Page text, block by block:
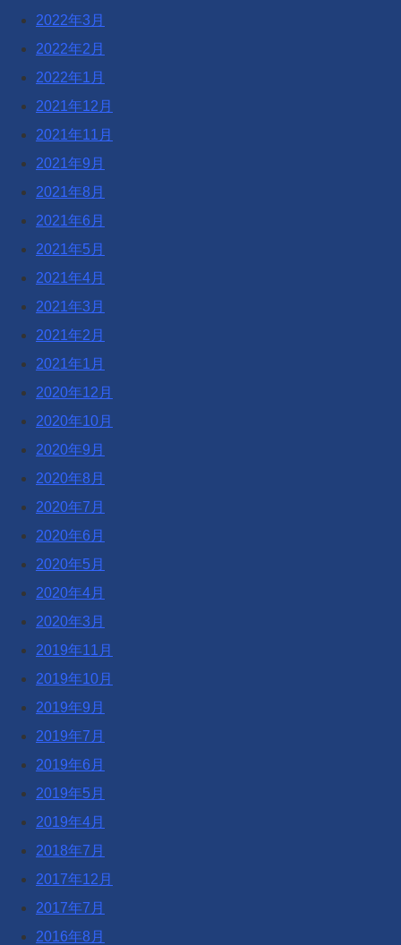
2022年3月
2022年2月
2022年1月
2021年12月
2021年11月
2021年9月
2021年8月
2021年6月
2021年5月
2021年4月
2021年3月
2021年2月
2021年1月
2020年12月
2020年10月
2020年9月
2020年8月
2020年7月
2020年6月
2020年5月
2020年4月
2020年3月
2019年11月
2019年10月
2019年9月
2019年7月
2019年6月
2019年5月
2019年4月
2018年7月
2017年12月
2017年7月
2016年8月